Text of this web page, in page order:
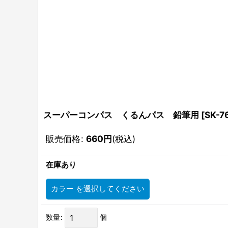
スーパーコンパス くるんパス 鉛筆用 [SK-
販売価格: 660円(税込)
在庫あり
カラー を選択してください
数量: 個